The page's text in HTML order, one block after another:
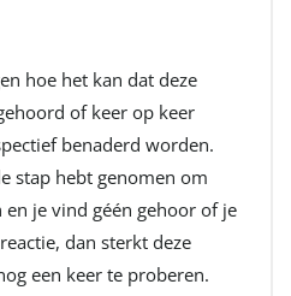
hoe het kan dat deze
of keer op keer
benaderd worden.
stap hebt genomen om
je vind géén gehoor of je
dan sterkt deze
een keer te proberen.